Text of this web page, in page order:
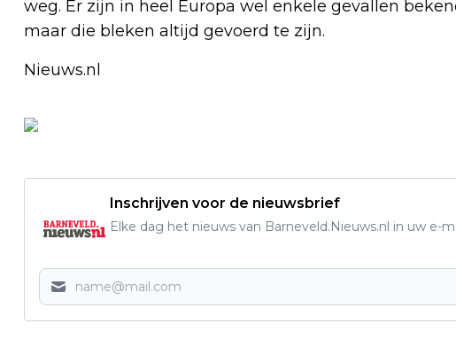
weg. Er zijn in heel Europa wel enkele gevallen
maar die bleken altijd gevoerd te zijn.
Nieuws.nl
Inschrijven voor de nieuwsbrief
Elke dag het nieuws van Barneveld.Nieuws.nl in uw e-